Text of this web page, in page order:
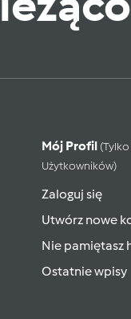
Mój Profil (tylko
Użytkowników)
Zaloguj się
Utwórz nowe
Nie pamiętasz
Ostatnie wpisy